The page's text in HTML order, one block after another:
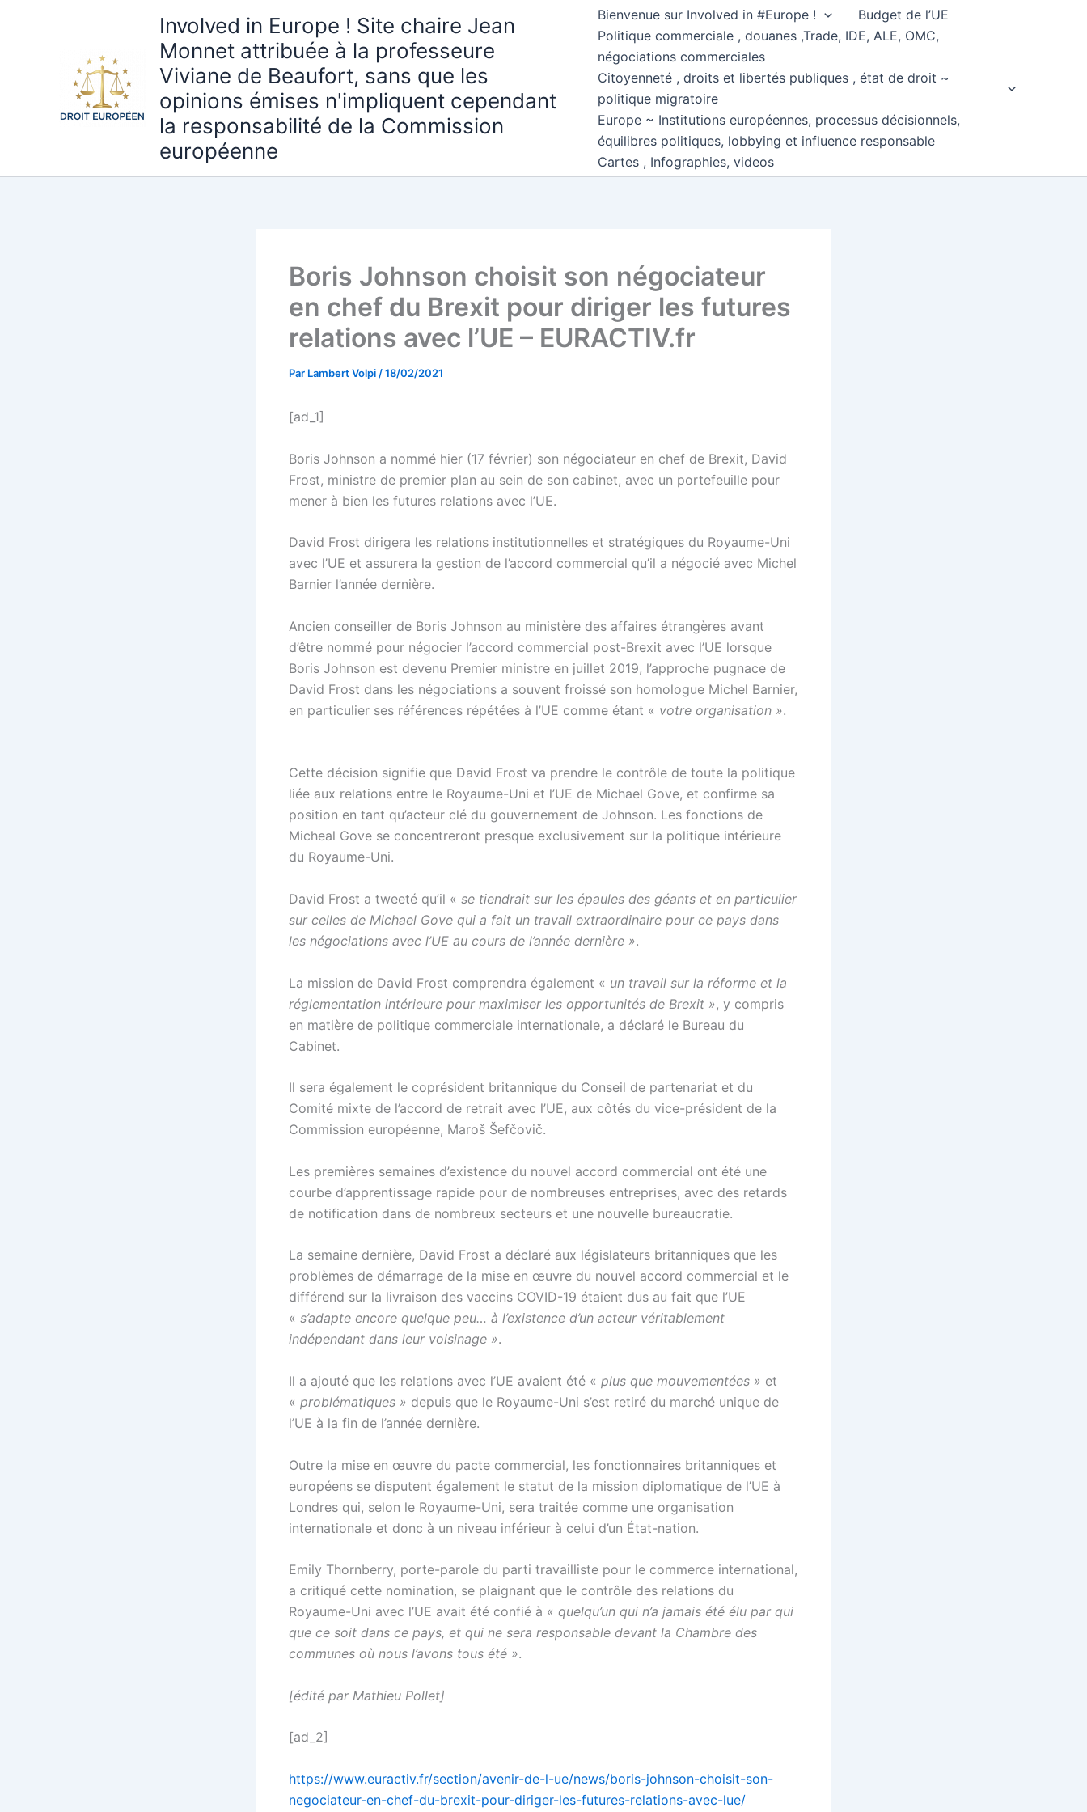
Involved in Europe ! Site chaire Jean
Monnet attribuée à la professeure
Viviane de Beaufort, sans que les
opinions émises n'impliquent cependant
la responsabilité de la Commission
européenne
Bienvenue sur Involved in #Europe !
Budget de l’UE
Politique commerciale , douanes ,Trade, IDE, ALE, OMC,
négociations commerciales
Citoyenneté , droits et libertés publiques , état de droit ~
politique migratoire
Europe ~ Institutions européennes, processus décisionnels,
équilibres politiques, lobbying et influence responsable
Cartes , Infographies, videos
Boris Johnson choisit son négociateur
en chef du Brexit pour diriger les futures
relations avec l’UE – EURACTIV.fr
Par Lambert Volpi /18/02/2021
[ad_1]
Boris Johnson a nommé hier (17 février) son négociateur en chef de Brexit, David
Frost, ministre de premier plan au sein de son cabinet, avec un portefeuille pour
mener à bien les futures relations avec l’UE.
David Frost dirigera les relations institutionnelles et stratégiques du Royaume-Uni
avec l’UE et assurera la gestion de l’accord commercial qu’il a négocié avec Michel
Barnier l’année dernière.
Ancien conseiller de Boris Johnson au ministère des affaires étrangères avant
d’être nommé pour négocier l’accord commercial post-Brexit avec l’UE lorsque
Boris Johnson est devenu Premier ministre en juillet 2019, l’approche pugnace de
David Frost dans les négociations a souvent froissé son homologue Michel Barnier,
en particulier ses références répétées à l’UE comme étant « votre organisation ».
Cette décision signifie que David Frost va prendre le contrôle de toute la politique
liée aux relations entre le Royaume-Uni et l’UE de Michael Gove, et confirme sa
position en tant qu’acteur clé du gouvernement de Johnson. Les fonctions de
Micheal Gove se concentreront presque exclusivement sur la politique intérieure
du Royaume-Uni.
David Frost a tweeté qu’il « se tiendrait sur les épaules des géants et en particulier
sur celles de Michael Gove qui a fait un travail extraordinaire pour ce pays dans
les négociations avec l’UE au cours de l’année dernière ».
La mission de David Frost comprendra également « un travail sur la réforme et la
réglementation intérieure pour maximiser les opportunités de Brexit », y compris
en matière de politique commerciale internationale, a déclaré le Bureau du
Cabinet.
Il sera également le coprésident britannique du Conseil de partenariat et du
Comité mixte de l’accord de retrait avec l’UE, aux côtés du vice-président de la
Commission européenne, Maroš Šefčovič.
Les premières semaines d’existence du nouvel accord commercial ont été une
courbe d’apprentissage rapide pour de nombreuses entreprises, avec des retards
de notification dans de nombreux secteurs et une nouvelle bureaucratie.
La semaine dernière, David Frost a déclaré aux législateurs britanniques que les
problèmes de démarrage de la mise en œuvre du nouvel accord commercial et le
différend sur la livraison des vaccins COVID-19 étaient dus au fait que l’UE
« s’adapte encore quelque peu… à l’existence d’un acteur véritablement
indépendant dans leur voisinage ».
Il a ajouté que les relations avec l’UE avaient été « plus que mouvementées » et
« problématiques » depuis que le Royaume-Uni s’est retiré du marché unique de
l’UE à la fin de l’année dernière.
Outre la mise en œuvre du pacte commercial, les fonctionnaires britanniques et
européens se disputent également le statut de la mission diplomatique de l’UE à
Londres qui, selon le Royaume-Uni, sera traitée comme une organisation
internationale et donc à un niveau inférieur à celui d’un État-nation.
Emily Thornberry, porte-parole du parti travailliste pour le commerce international,
a critiqué cette nomination, se plaignant que le contrôle des relations du
Royaume-Uni avec l’UE avait été confié à « quelqu’un qui n’a jamais été élu par qui
que ce soit dans ce pays, et qui ne sera responsable devant la Chambre des
communes où nous l’avons tous été ».
[édité par Mathieu Pollet]
[ad_2]
https://www.euractiv.fr/section/avenir-de-l-ue/news/boris-johnson-choisit-son-
negociateur-en-chef-du-brexit-pour-diriger-les-futures-relations-avec-lue/